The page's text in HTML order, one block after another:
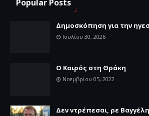
Popular Posts
Δημοσκόπηση για την
Ιουλίου 30, 2026
Ο Καιρός στη Θράκη
Νοεμβρίου 05, 2022
Δεν ντρέπεσαι, ρε